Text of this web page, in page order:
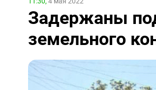
Задержаны
земельного